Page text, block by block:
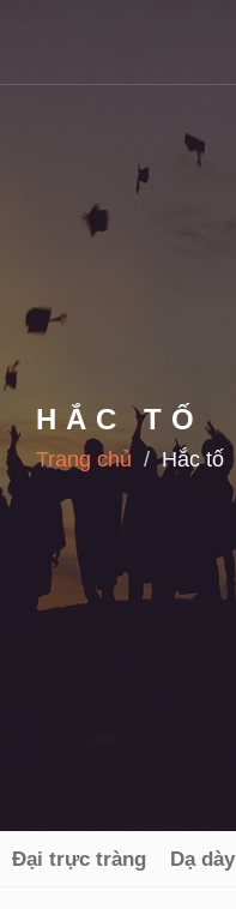
HẮC TỐ
Trang chủ Hắc tố
Đại trực tràng Dạ dày